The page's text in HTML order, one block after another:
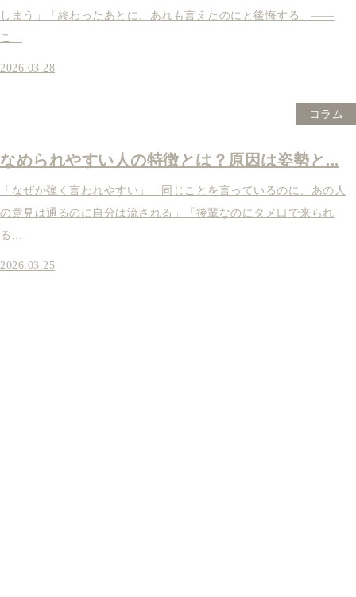
しまう」「終わったあとに、あれも言えたのにと後悔する」——
こ...
2026.03.28
コラム
なめられやすい人の特徴とは？原因は姿勢と...
「なぜか強く言われやすい」「同じことを言っているのに、あの人
の意見は通るのに自分は流される」「後輩なのにタメ口で来られ
る...
2026.03.25